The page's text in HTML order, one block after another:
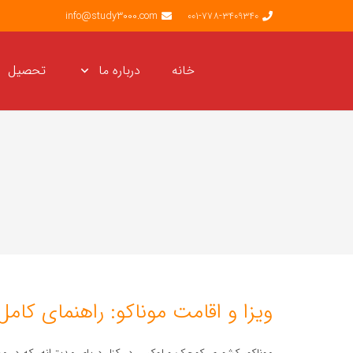
001-778-3409340
info@study3000.com
خانه درباره ما تحصیل
ویزا و اقامت موناکو: راهنمای